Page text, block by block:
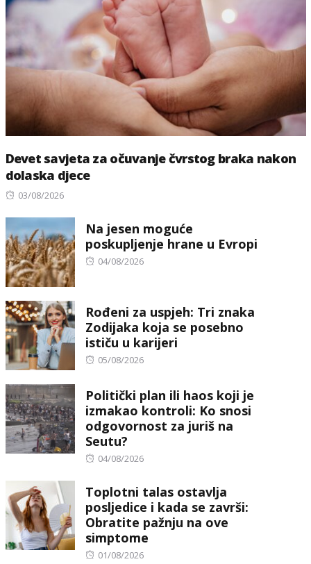
Devet savjeta za očuvanje čvrstog braka nakon
dolaska djece
Posted
03/08/2026
Na jesen moguće
poskupljenje hrane u Evropi
Posted
04/08/2026
Rođeni za uspjeh: Tri znaka
Zodijaka koja se posebno
ističu u karijeri
Posted
05/08/2026
Politički plan ili haos koji je
izmakao kontroli: Ko snosi
odgovornost za juriš na
Seutu?
Posted
04/08/2026
Toplotni talas ostavlja
posljedice i kada se završi:
Obratite pažnju na ove
simptome
Posted
01/08/2026